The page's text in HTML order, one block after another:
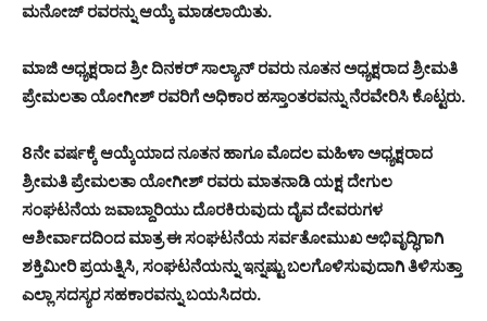
ಮನೋಜ್ ರವರನ್ನು ಆಯ್ಕೆ ಮಾಡಲಾಯಿತು.
ಮಾಜಿ ಅಧ್ಯಕ್ಷರಾದ ಶ್ರೀ ದಿನಕರ್ ಸಾಲ್ಯಾನ್ ರವರು ನೂತನ ಅಧ್ಯಕ್ಷರಾದ ಶ್ರೀಮತಿ
ಪ್ರೇಮಲತಾ ಯೋಗೀಶ್ ರವರಿಗೆ ಅಧಿಕಾರ ಹಸ್ತಾಂತರವನ್ನು ನೆರವೇರಿಸಿ ಕೊಟ್ಟರು.
8ನೇ ವರ್ಷಕ್ಕೆ ಆಯ್ಕೆಯಾದ ನೂತನ ಹಾಗೂ ಮೊದಲ ಮಹಿಳಾ ಅಧ್ಯಕ್ಷರಾದ
ಶ್ರೀಮತಿ ಪ್ರೇಮಲತಾ ಯೋಗೀಶ್ ರವರು ಮಾತನಾಡಿ ಯಕ್ಷ ದೇಗುಲ
ಸಂಘಟನೆಯ ಜವಾಬ್ದಾರಿಯು ದೊರಕಿರುವುದು ದೈವ ದೇವರುಗಳ
ಆಶೀರ್ವಾದದಿಂದ ಮಾತ್ರ ಈ ಸಂಘಟನೆಯ ಸರ್ವತೋಮುಖ ಅಭಿವೃದ್ಧಿಗಾಗಿ
ಶಕ್ತಿಮೀರಿ ಪ್ರಯತ್ನಿಸಿ, ಸಂಘಟನೆಯನ್ನು ಇನ್ನಷ್ಟು ಬಲಗೊಳಿಸುವುದಾಗಿ ತಿಳಿಸುತ್ತಾ
ಎಲ್ಲಾ ಸದಸ್ಯರ ಸಹಕಾರವನ್ನು ಬಯಸಿದರು.